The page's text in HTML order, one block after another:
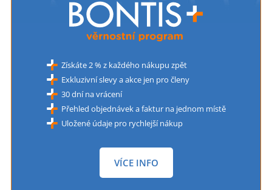
Získáte 2 % z každého nákupu zpět
Exkluzivní slevy a akce jen pro členy
30 dní na vrácení
Přehled objednávek a faktur na jednom místě
Uložené údaje pro rychlejší nákup
VÍCE INFO